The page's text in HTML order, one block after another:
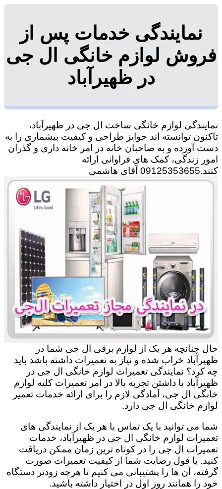
نمایندگی خدمات پس از
فروش لوازم خانگی ال جی
در ظهیرآباد
نمایندگی لوازم خانگی ساخت ال جی در ظهیرآباد،
تاکنون توانسته اند جوایز طراحی و کیفیت بیشماری را به
دست آورده و به صاحبان خانه در امر خانه داری و گذران
امور زندگی، کمک های فراوانی ارائه
کنند.09125353655 آقای هاشمی
حال چنانچه هر یک از لوازم برقی ال جی شما در
ظهیرآباد خراب شده و نیاز به تعمیرات داشته باشد باید
چه کرد؟ نمایندگی تعمیرات لوازم خانگی ال جی در
ظهیرآباد با داشتن تجربه بالا در امر تعمیرات کلیه لوازم
خانگی ال جی، آمادگی لازم را برای ارائه خدمات تعمیر
لوازم خانگی ال جی دارد.
شما می توانید با یک تماس با هر یک از نمایندگی های
تعمیرات لوازم خانگی ال جی در ظهیرآباد، خدمات
تعمیرات ال جی را در کوتاه ترین زمان ممکن دریافت
کنید. با قول رضایت شما از کیفیت تعمیرات صورت
گرفته، آن ها را پشتیبانی می کنیم تا هرچه زودتر دستگاه
خود را همانند روز اول در اختیار داشته باشید.